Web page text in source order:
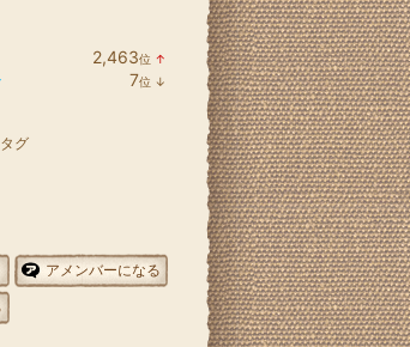
2,463位 ↑
7位 ↓
グ
アメンバーになる